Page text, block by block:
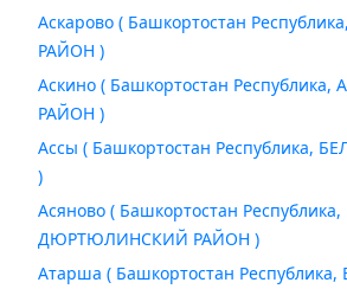
Аскарово ( Башкортостан
РАЙОН )
Аскино ( Башкортостан
РАЙОН )
Ассы ( Башкортостан Республика,
)
Асяново ( Башкортостан Республика,
ДЮРТЮЛИНСКИЙ РАЙОН )
Атарша ( Башкортостан